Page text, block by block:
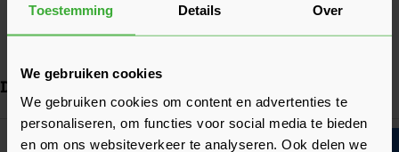
Toestemming Details Over
We gebruiken cookies
We gebruiken cookies om content en advertenties te
personaliseren, om functies voor social media te bieden
en om ons websiteverkeer te analyseren. Ook delen we
Installatiewaarde 75 VA
Dit vind je misschien ook handig
Navigeren door de elementen van de carrousel is mogelijk met
Druk om carrousel over te slaan
Druk op om naar carrouselnavigatie te gaan
In-lite Move-EXT CORD 5MTR (10600606)